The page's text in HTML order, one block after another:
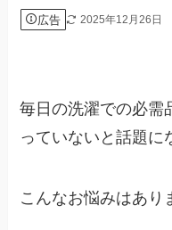
広告 2025年12月26日
毎日の洗濯での必需
っていないと話題に
こんなお悩みはあり